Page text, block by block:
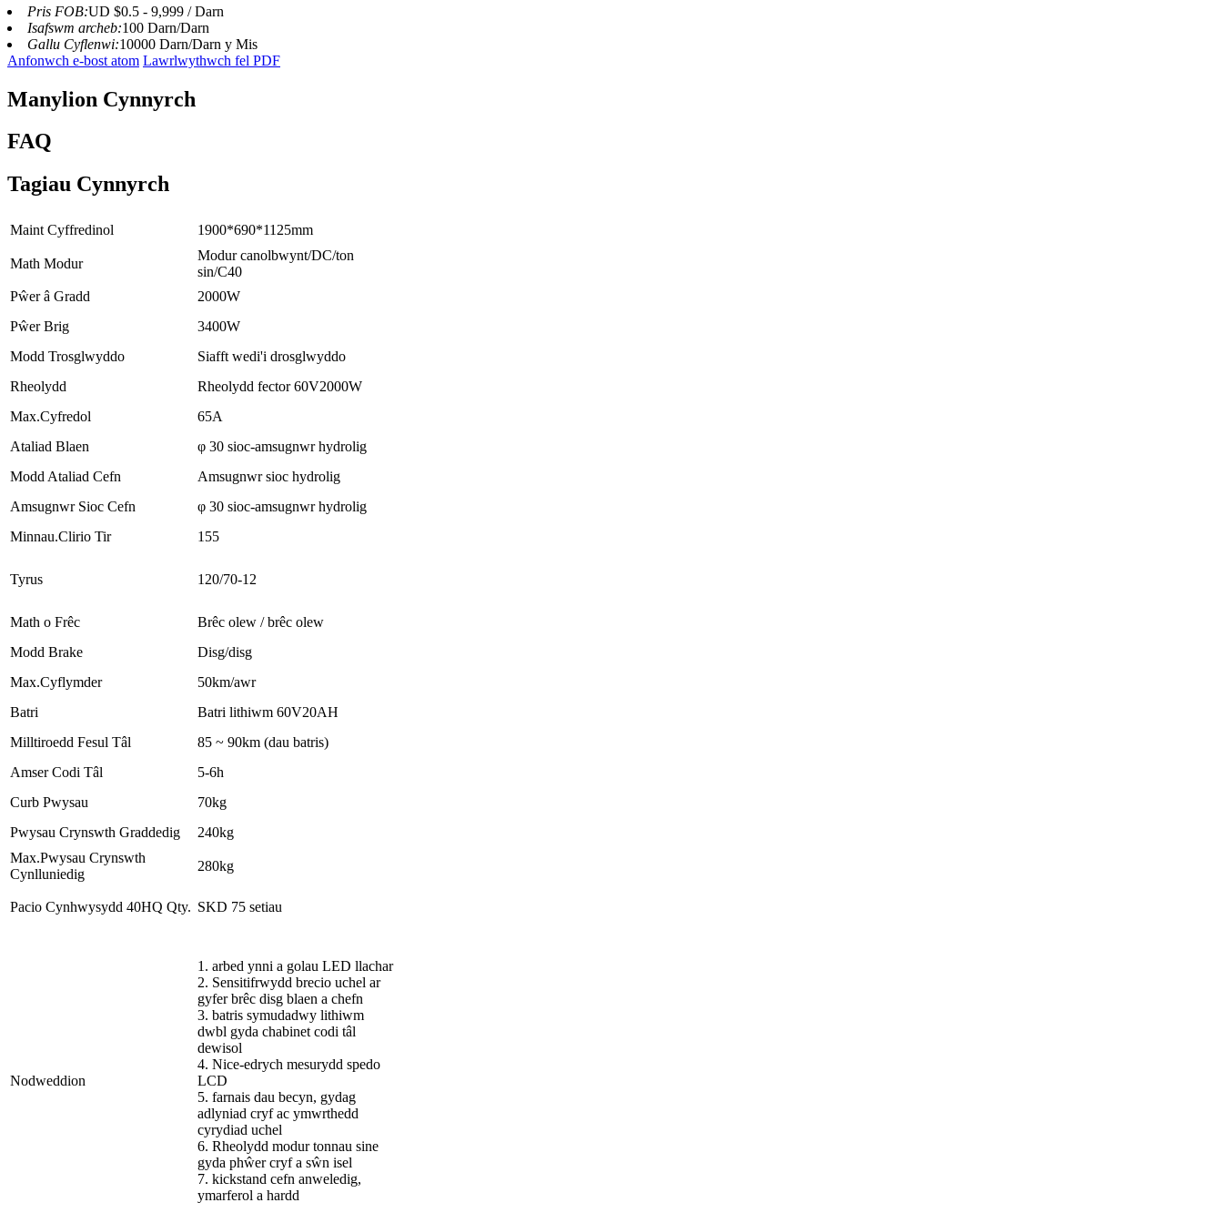
Pris FOB:UD $0.5 - 9,999 / Darn
Isafswm archeb:100 Darn/Darn
Gallu Cyflenwi:10000 Darn/Darn y Mis
Anfonwch e-bost atom Lawrlwythwch fel PDF
Manylion Cynnyrch
FAQ
Tagiau Cynnyrch
Maint Cyffredinol 1900*690*1125mm
Math Modur
Modur canolbwynt/DC/ton
sin/C40
Pŵer â Gradd
2000W
Pŵer Brig
3400W
Modd Trosglwyddo
Siafft wedi'i drosglwyddo
Rheolydd
Rheolydd fector 60V2000W
Max.Cyfredol
65A
Ataliad Blaen
φ 30 sioc-amsugnwr hydrolig
Modd Ataliad Cefn
Amsugnwr sioc hydrolig
Amsugnwr Sioc Cefn
φ 30 sioc-amsugnwr hydrolig
Minnau.Clirio Tir
155
Tyrus 120/70-12
Math o Frêc
Brêc olew / brêc olew
Modd Brake
Disg/disg
Max.Cyflymder
50km/awr
Batri
Batri lithiwm 60V20AH
Milltiroedd Fesul Tâl
85 ~ 90km (dau batris)
Amser Codi Tâl
5-6h
Curb Pwysau
70kg
Pwysau Crynswth Graddedig
240kg
Max.Pwysau Crynswth
Cynlluniedig
280kg
Pacio Cynhwysydd 40HQ Qty. SKD 75 setiau
Nodweddion
1. arbed ynni a golau LED llachar
2. Sensitifrwydd brecio uchel ar
gyfer brêc disg blaen a chefn
3. batris symudadwy lithiwm
dwbl gyda chabinet codi tâl
dewisol
4. Nice-edrych mesurydd spedo
LCD
5. farnais dau becyn, gydag
adlyniad cryf ac ymwrthedd
cyrydiad uchel
6. Rheolydd modur tonnau sine
gyda phŵer cryf a sŵn isel
7. kickstand cefn anweledig,
ymarferol a hardd